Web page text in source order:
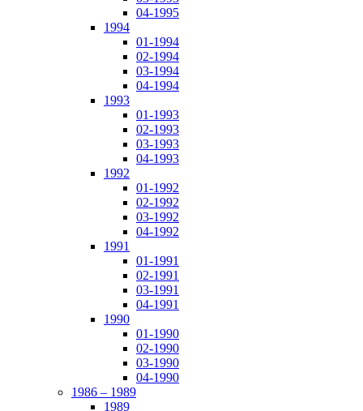
04-1995
1994
01-1994
02-1994
03-1994
04-1994
1993
01-1993
02-1993
03-1993
04-1993
1992
01-1992
02-1992
03-1992
04-1992
1991
01-1991
02-1991
03-1991
04-1991
1990
01-1990
02-1990
03-1990
04-1990
1986 – 1989
1989